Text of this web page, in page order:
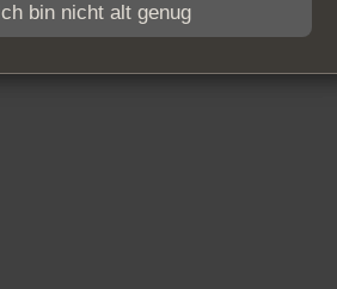
Ich bin nicht alt genug